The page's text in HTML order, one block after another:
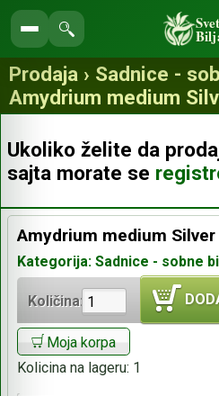
Pretraga
prodavnice
Svet
Prodaja › Sadnice -
Amydrium medium
Ukoliko želite da
sajta morate se
Amydrium medium Silver
Kategorija: Sadnice - sobne
Količina:
Moja korpa
Kolicina na lageru: 1